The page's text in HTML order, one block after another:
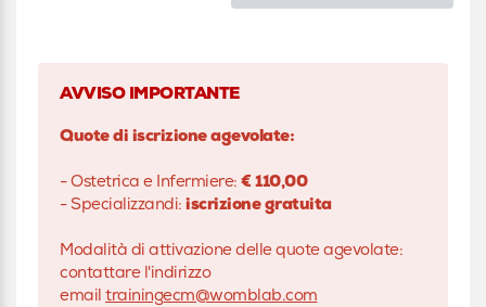
AVVISO IMPORTANTE
Quote di iscrizione agevolate:
- Ostetrica e Infermiere: € 110,00
- Specializzandi: iscrizione gratuita
Modalità di attivazione delle quote agevolate:
contattare l'indirizzo
email trainingecm@womblab.com